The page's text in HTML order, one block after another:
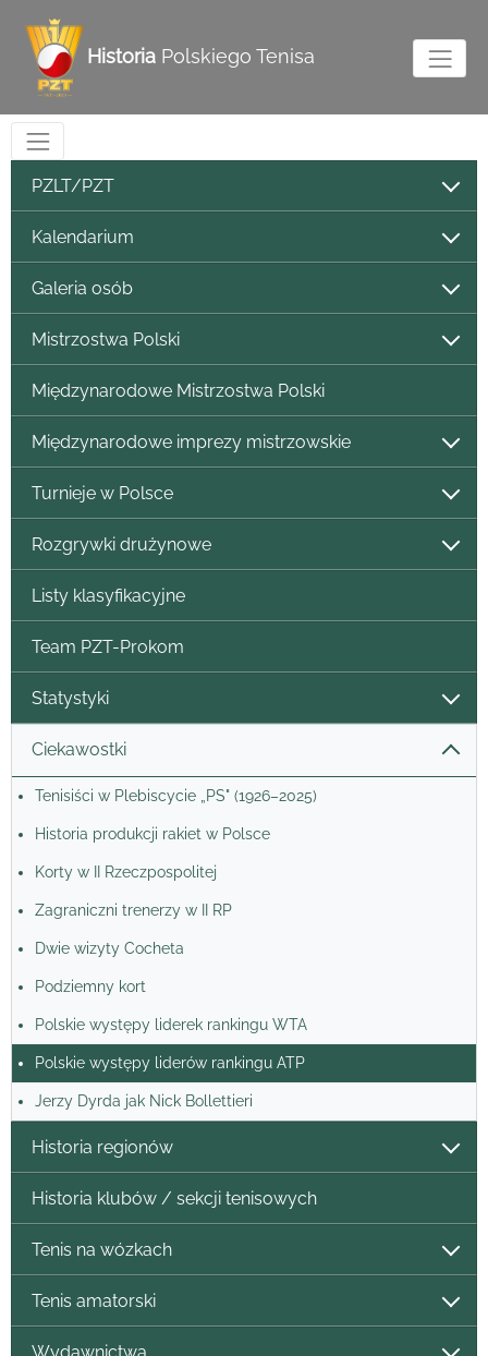
Historia Polskiego Tenisa
PZLT/PZT
Kalendarium
Galeria osób
Mistrzostwa Polski
Międzynarodowe Mistrzostwa Polski
Międzynarodowe imprezy mistrzowskie
Turnieje w Polsce
Rozgrywki drużynowe
Listy klasyfikacyjne
Team PZT-Prokom
Statystyki
Ciekawostki
Tenisiści w Plebiscycie „PS" (1926–2025)
Historia produkcji rakiet w Polsce
Korty w II Rzeczpospolitej
Zagraniczni trenerzy w II RP
Dwie wizyty Cocheta
Podziemny kort
Polskie występy liderek rankingu WTA
Polskie występy liderów rankingu ATP
Jerzy Dyrda jak Nick Bollettieri
Historia regionów
Historia klubów / sekcji tenisowych
Tenis na wózkach
Tenis amatorski
Wydawnictwa